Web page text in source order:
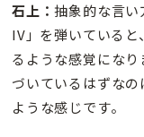
石上：抽象的な言
IV」を弾いている
るような感覚にな
づいているはずな
ような感じです。